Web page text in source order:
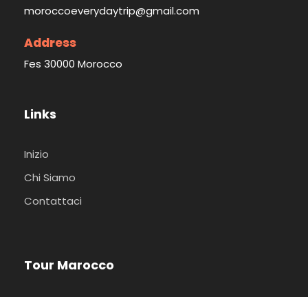
moroccoeverydaytrip@gmail.com
Address
Fes 30000 Morocco
Links
Inizio
Chi Siamo
Contattaci
Tour Marocco